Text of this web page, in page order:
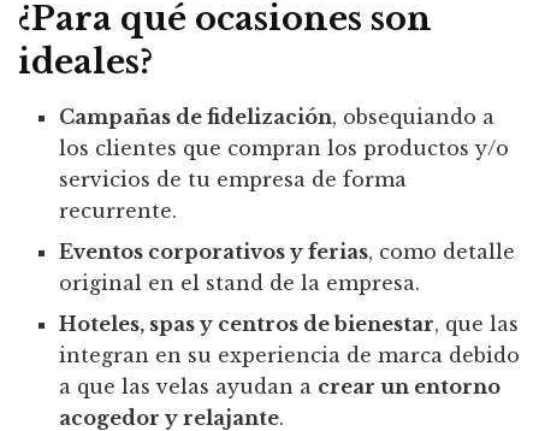
¿Para qué ocasiones son
ideales?
Campañas de fidelización, obsequiando a
los clientes que compran los productos y/o
servicios de tu empresa de forma
recurrente.
Eventos corporativos y ferias, como detalle
original en el stand de la empresa.
Hoteles, spas y centros de bienestar, que las
integran en su experiencia de marca debido
a que las velas ayudan a crear un entorno
acogedor y relajante.